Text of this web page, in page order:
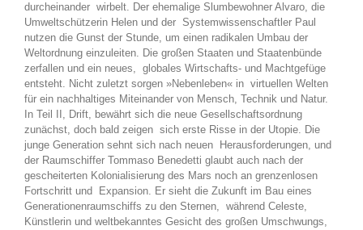
durcheinander wirbelt. Der ehemalige Slumbewohner Alvaro, die
Umweltschützerin Helen und der Systemwissenschaftler Paul
nutzen die Gunst der Stunde, um einen radikalen Umbau der
Weltordnung einzuleiten. Die großen Staaten und Staatenbünde
zerfallen und ein neues, globales Wirtschafts- und Machtgefüge
entsteht. Nicht zuletzt sorgen »Nebenleben« in virtuellen Welten
für ein nachhaltiges Miteinander von Mensch, Technik und Natur.
In Teil II, Drift, bewährt sich die neue Gesellschaftsordnung
zunächst, doch bald zeigen sich erste Risse in der Utopie. Die
junge Generation sehnt sich nach neuen Herausforderungen, und
der Raumschiffer Tommaso Benedetti glaubt auch nach der
gescheiterten Kolonialisierung des Mars noch an grenzenlosen
Fortschritt und Expansion. Er sieht die Zukunft im Bau eines
Generationenraumschiffs zu den Sternen, während Celeste,
Künstlerin und weltbekanntes Gesicht des großen Umschwungs,